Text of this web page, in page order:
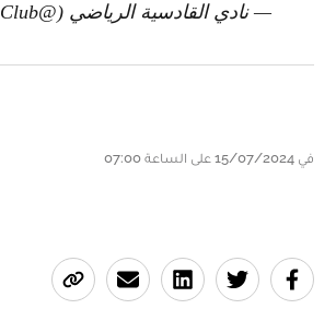
— نادي القادسية الرياضي (@QadsiaClub)
في 15/07/2024 على الساعة 07:00